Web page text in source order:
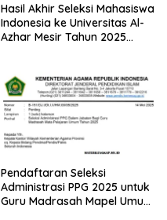
Hasil Akhir Seleksi Mahasiswa
Indonesia ke Universitas Al-
Azhar Mesir Tahun 2025
Pendaftaran Seleksi
Administrasi PPG 2025 untuk
Guru Madrasah Mapel Umum